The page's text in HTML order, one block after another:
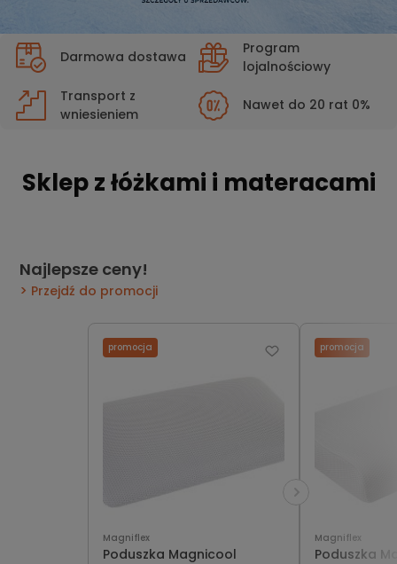
Darmowa dostawa
Program
lojalnościowy
Transport z
wniesieniem
Nawet do 20 rat 0%
Sklep z łóżkami i materacami
Najlepsze ceny!
Przejdź do promocji
Magniflex
Poduszka Magnicool
promocja
Magniflex
Poduszka
promocja